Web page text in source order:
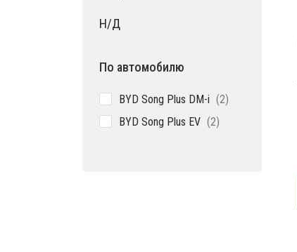
Н/Д
По автомобилю
BYD Song Plus DM-i 22
BYD Song Plus EV 22